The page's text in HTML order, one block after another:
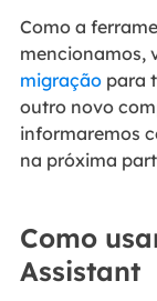
Como a
mencionamos,
migraçãopara
outro novo
informaremos
na próxima
Como
Assistant